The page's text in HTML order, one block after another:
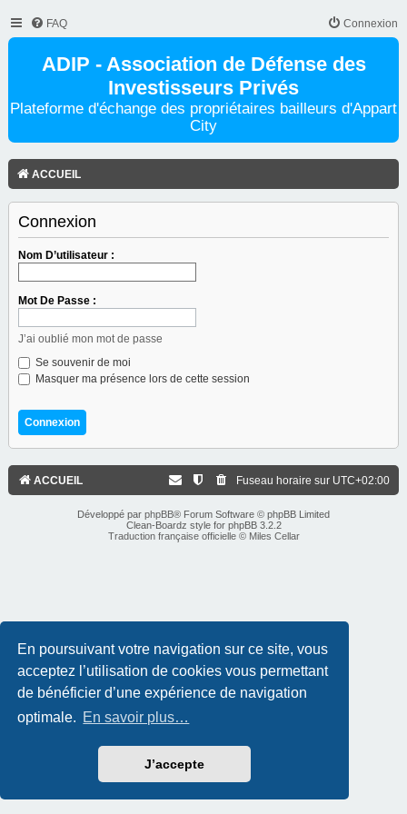
En poursuivant votre navigation sur ce site, vous
acceptez l’utilisation de cookies vous permettant
de bénéficier d’une expérience de navigation
optimale. En savoir plus…
J’accepte
FAQ Connexion
ADIP - Association de Défense des
Investisseurs Privés
Plateforme d'échange des propriétaires bailleurs d'Appart
City
ACCUEIL
Connexion
Nom D’utilisateur :
Mot De Passe :
J’ai oublié mon mot de passe
Se souvenir de moi
Masquer ma présence lors de cette session
ACCUEIL Fuseau horaire sur UTC+02:00
Développé par phpBB® Forum Software © phpBB Limited
Clean-Boardz style for phpBB 3.2.2
Traduction française officielle© Miles Cellar